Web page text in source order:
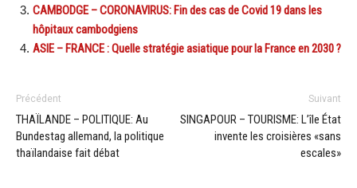
CAMBODGE – CORONAVIRUS: Fin des cas de Covid 19 dans les
hôpitaux cambodgiens
ASIE – FRANCE : Quelle stratégie asiatique pour la France en 2030 ?
Précédent
THAÏLANDE – POLITIQUE: Au
Bundestag allemand, la politique
thaïlandaise fait débat
Suivant
SINGAPOUR – TOURISME: L’île État
invente les croisières «sans
escales»